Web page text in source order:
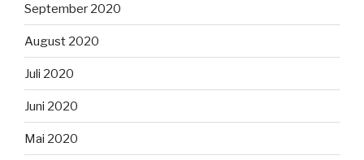
September 2020
August 2020
Juli 2020
Juni 2020
Mai 2020